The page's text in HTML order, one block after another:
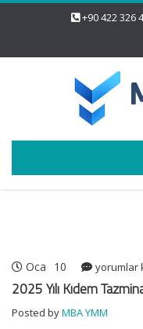
+90 422 326
Oca 10
2025
Yılı
Tazminatı
yorumlar
2025 Yılı Kıdem
Posted byMBA YMM